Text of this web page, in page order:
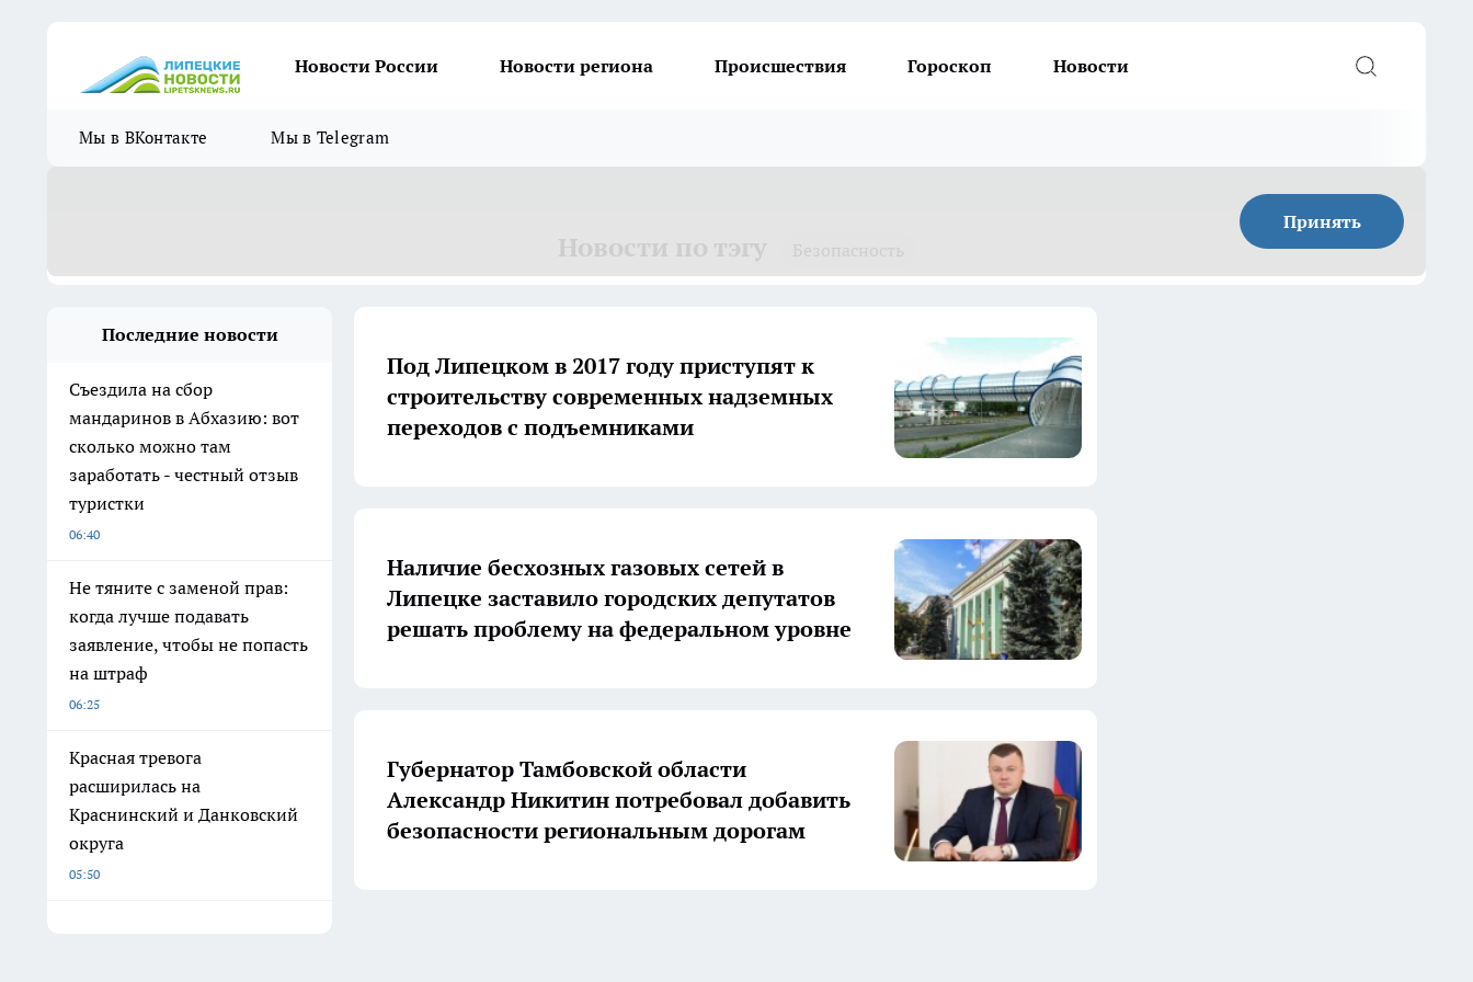
Новости России Новости региона Происшествия Гороскоп Новости
Мы в ВКонтакте Мы в Telegram
Принять
Последние новости
Съездила на сбор
мандаринов в Абхазию: вот
сколько можно там
заработать - честный отзыв
туристки
06:40
Не тяните с заменой прав:
когда лучше подавать
заявление, чтобы не попасть
на штраф
06:25
Красная тревога
расширилась на
Краснинский и Данковский
округа
05:50
Под Липецком в 2017 году приступят к
строительству современных надземных
переходов с подъемниками
Наличие бесхозных газовых сетей в
Липецке заставило городских депутатов
решать проблему на федеральном уровне
Губернатор Тамбовской области
Александр Никитин потребовал добавить
безопасности региональным дорогам